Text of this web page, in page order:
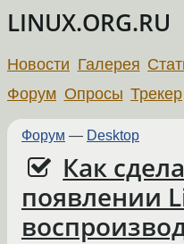
LINUX.ORG.RU
Новости Галерея
Форум Опросы Трекер
Форум — Desktop
Как
появлении